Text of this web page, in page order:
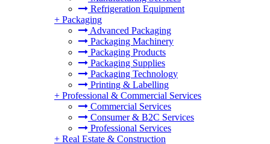
Refrigeration Equipment
+ Packaging
Advanced Packaging
Packaging Machinery
Packaging Products
Packaging Supplies
Packaging Technology
Printing & Labelling
+ Professional & Commercial Services
Commercial Services
Consumer & B2C Services
Professional Services
+ Real Estate & Construction